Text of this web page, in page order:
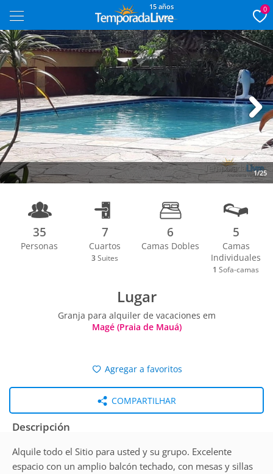
15 años 0
1/25
Next
35
Personas
7
Cuartos
3 Suites
6
Camas Dobles
5
Camas
Individuales
1 Sofa-camas
Lugar
Granja para alquiler de vacaciones em
Magé (Praia de Mauá)
Agregar a favoritos
COMPARTILHAR
Descripción
Alquile todo el Sitio para usted y su grupo. Excelente
espacio con un amplio balcón techado, con mesas y sillas